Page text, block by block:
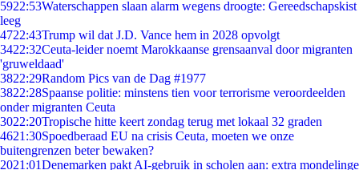
5922:53Waterschappen slaan alarm wegens droogte: Gereedschapskist
leeg
4722:43Trump wil dat J.D. Vance hem in 2028 opvolgt
3422:32Ceuta-leider noemt Marokkaanse grensaanval door migranten
'gruweldaad'
3822:29Random Pics van de Dag #1977
3822:28Spaanse politie: minstens tien voor terrorisme veroordeelden
onder migranten Ceuta
3022:20Tropische hitte keert zondag terug met lokaal 32 graden
4621:30Spoedberaad EU na crisis Ceuta, moeten we onze
buitengrenzen beter bewaken?
2021:01Denemarken pakt AI-gebruik in scholen aan: extra mondelinge